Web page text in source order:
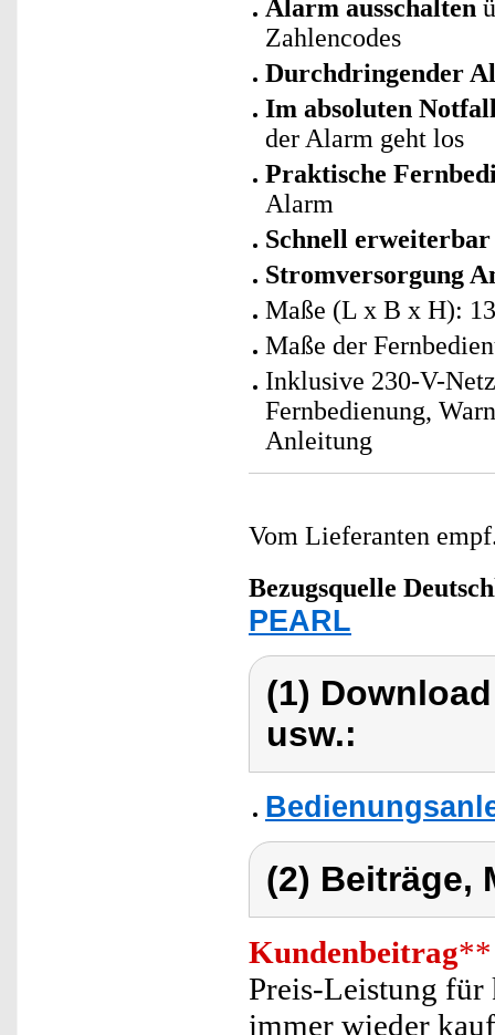
Alarm ausschalten
Zahlencodes
Durchdringender
Im absoluten
der Alarm geht los
Praktische
Alarm
Schnell
Stromversorgung
Maße (L x B x H):
Maße der
Inklusive 230-V-
Fernbedienung,
Anleitung
Vom Lieferanten
Bezugsquelle
PEARL
(1)
usw.:
(2) Beiträge,
Kundenbeitrag**
Preis-Leistung für
immer wieder